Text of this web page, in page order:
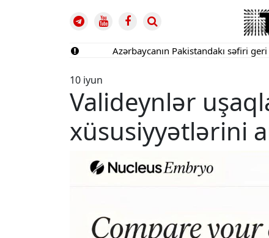
Azərbaycanın Pakistandakı səfiri geri
10 iyun
Valideynlər
xüsusiyyətlərini